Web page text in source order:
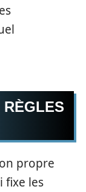
propre
fixe les